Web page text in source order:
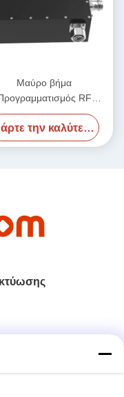
Μαύρο βήμα
RF
6000MHz
-155dbc 50W
Πάρτε την καλύτερη τιμή